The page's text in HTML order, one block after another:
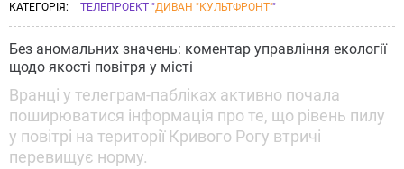
КАТЕГОРІЯ: ТЕЛЕПРОЕКТ "ДИВАН "КУЛЬТФРОНТ""
Без аномальних значень: коментар управління екології
щодо якості повітря у місті
Вранці у телеграм-пабліках активно почала
поширюватися інформація про те, що рівень пилу
у повітрі на території Кривого Рогу втричі
перевищує норму.